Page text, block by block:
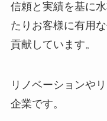
信頼と実績を基に
たりお客様に有用
貢献しています。
リノベーションや
企業です。